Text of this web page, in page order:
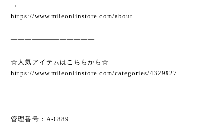
→
https://www.miieonlinstore.com/about
————————————
☆人気アイテムはこちらから☆
https://www.miieonlinstore.com/categories/4329927
管理番号：A-0889